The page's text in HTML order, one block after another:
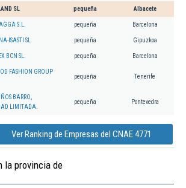
SL pequeña Albacete
S.L. pequeña Barcelona
ISASTI SL pequeña Gipuzkoa
BCN SL. pequeña Barcelona
FASHION GROUP
pequeña Tenerife
BARRO,
LIMITADA.
pequeña Pontevedra
Ver Ranking de Empresas del CNAE 4771
la provincia de